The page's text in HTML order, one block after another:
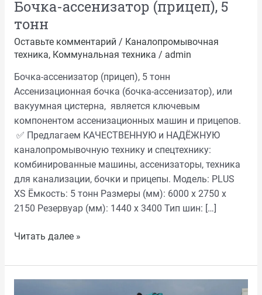
Бочка-ассенизатор (прицеп), 5
тонн
Оставьте комментарий / Каналопромывочная
техника, Коммунальная техника / admin
Бочка-ассенизатор (прицеп), 5 тонн
Ассенизационная бочка (бочка-ассенизатор), или
вакуумная цистерна, является ключевым
компонентом ассенизационных машин и прицепов.
✅ Предлагаем КАЧЕСТВЕННУЮ и НАДЁЖНУЮ
каналопромывочную технику и спецтехнику:
комбинированные машины, ассенизаторы, техника
для канализации, бочки и прицепы. Модель: PLUS
XS Ёмкость: 5 тонн Размеры (мм): 6000 х 2750 х
2150 Резервуар (мм): 1440 х 3400 Тип шин: […]
Читать далее »